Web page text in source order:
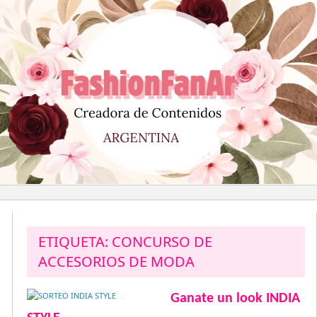
al
contenido
ETIQUETA: CONCURSO DE
ACCESORIOS DE MODA
Ganate un look INDIA